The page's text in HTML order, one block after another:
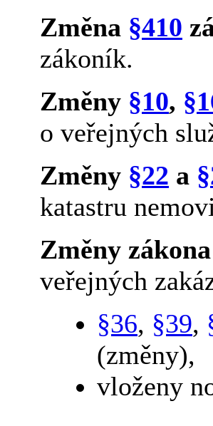
Změna §410
zákoník.
Změny §10,
o veřejných
Změny §22 a
katastru
Změny
veřejných
§36, §39,
(změny),
vloženy